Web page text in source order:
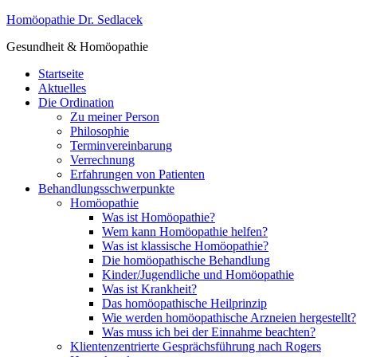
Homöopathie Dr. Sedlacek
Gesundheit & Homöopathie
Startseite
Aktuelles
Die Ordination
Zu meiner Person
Philosophie
Terminvereinbarung
Verrechnung
Erfahrungen von Patienten
Behandlungsschwerpunkte
Homöopathie
Was ist Homöopathie?
Wem kann Homöopathie helfen?
Was ist klassische Homöopathie?
Die homöopathische Behandlung
Kinder/Jugendliche und Homöopathie
Was ist Krankheit?
Das homöopathische Heilprinzip
Wie werden homöopathische Arzneien hergestellt?
Was muss ich bei der Einnahme beachten?
Klientenzentrierte Gesprächsführung nach Rogers